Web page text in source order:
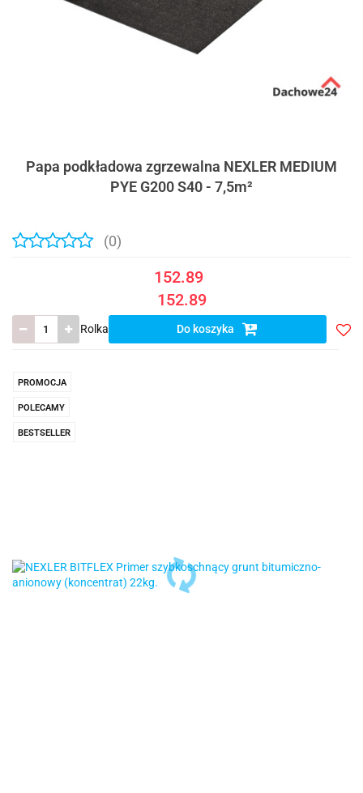
Papa podkładowa zgrzewalna NEXLER MEDIUM
PYE G200 S40 - 7,5m²
(0)
152.89
152.89
Rolka Do koszyka
PROMOCJA
POLECAMY
BESTSELLER